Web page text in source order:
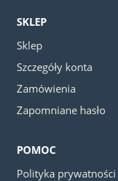
SKLEP
Sklep
Szczegóły konta
Zamówienia
Zapomniane hasło
POMOC
Polityka prywatności